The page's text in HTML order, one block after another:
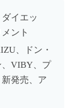
イエッ
ント
、ドン・
、VIBY、プ
発売、ア